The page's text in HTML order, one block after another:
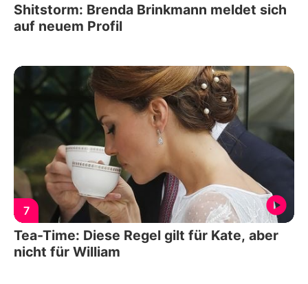
Shitstorm: Brenda Brinkmann meldet sich
auf neuem Profil
7
Tea-Time: Diese Regel gilt für Kate, aber
nicht für William